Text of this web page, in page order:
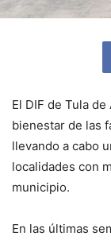
El DIF de Tula
bienestar de las
llevando a cabo
localidades con
municipio.
En las últimas